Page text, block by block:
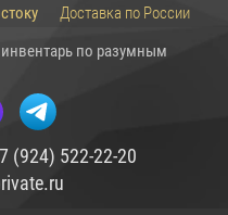
Доставка по России
по разумным
(924) 522-22-20